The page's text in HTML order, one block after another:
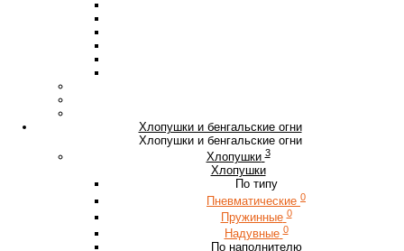
Хлопушки и бенгальские огни
Хлопушки и бенгальские огни
Хлопушки 3
Хлопушки
По типу
Пневматические 0
Пружинные 0
Надувные 0
По наполнителю